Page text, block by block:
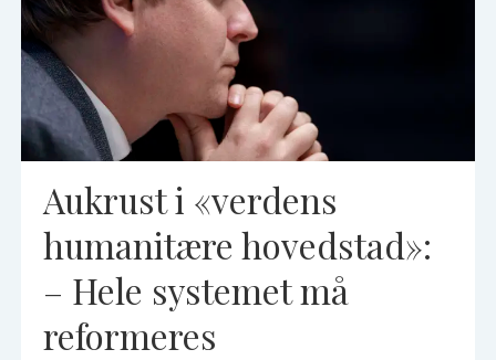
Aukrust i «verdens
humanitære hovedstad»:
– Hele systemet må
reformeres